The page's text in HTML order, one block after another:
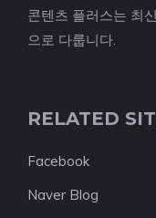
콘텐츠 플러스는 최
으로 다룹니다.
RELATED
Facebook
Naver Blog